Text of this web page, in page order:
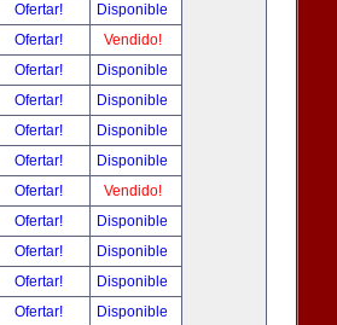
Ofertar!
Disponible
Ofertar!
Vendido!
Ofertar!
Disponible
Ofertar!
Disponible
Ofertar!
Disponible
Ofertar!
Disponible
Ofertar!
Vendido!
Ofertar!
Disponible
Ofertar!
Disponible
Ofertar!
Disponible
Ofertar!
Disponible